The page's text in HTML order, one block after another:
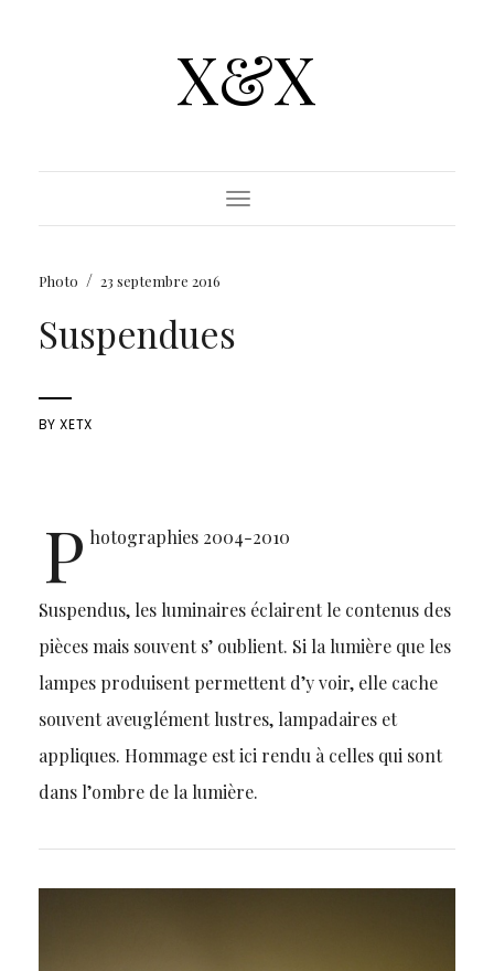
X&X
Toggle Navigation
Photo / 23 septembre 2016
Suspendues
BYXETX
P hotographies 2004-2010
Suspendus, les luminaires éclairent le contenus des
pièces mais souvent s’ oublient. Si la lumière que les
lampes produisent permettent d’y voir, elle cache
souvent aveuglément lustres, lampadaires et
appliques. Hommage est ici rendu à celles qui sont
dans l’ombre de la lumière.